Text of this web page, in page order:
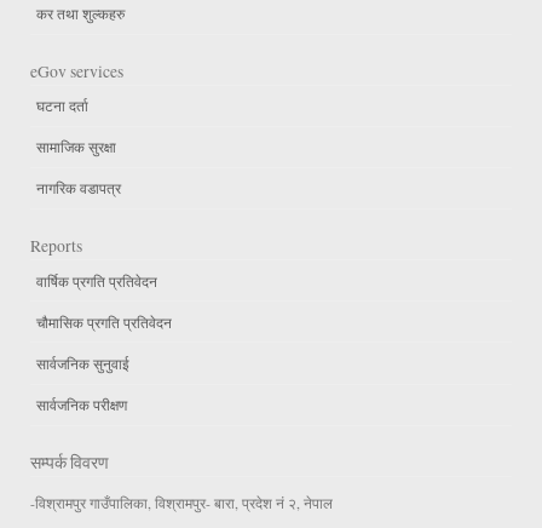
कर तथा शुल्कहरु
eGov services
घटना दर्ता
सामाजिक सुरक्षा
नागरिक वडापत्र
Reports
वार्षिक प्रगति प्रतिवेदन
चौमासिक प्रगति प्रतिवेदन
सार्वजनिक सुनुवाई
सार्वजनिक परीक्षण
सम्पर्क विवरण
-विश्रामपुर गाउँपालिका, विश्रामपुर- बारा, प्रदेश नं २, नेपाल